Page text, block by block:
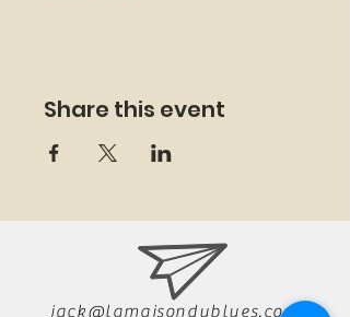
Share this event
jack@lamaisondublues.com